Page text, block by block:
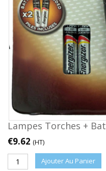
Lampes Torches +
€9.62 (HT)
Ajouter Au Panier